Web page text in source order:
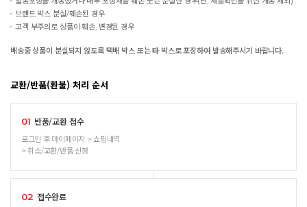
브랜드 박스 분실/훼손된 경우
고객 부주의로 상품이 훼손, 변경된 경우
배송중 상품이 분실되지 않도록 택배 박스 또는 타 박스로 포장하여 발송해주시기 바랍니다.
교환/반품(환불) 처리 순서
01 반품/교환 접수
로그인 후 마이페이지 > 쇼핑내역
> 취소/교환/반품 신청
02 접수완료